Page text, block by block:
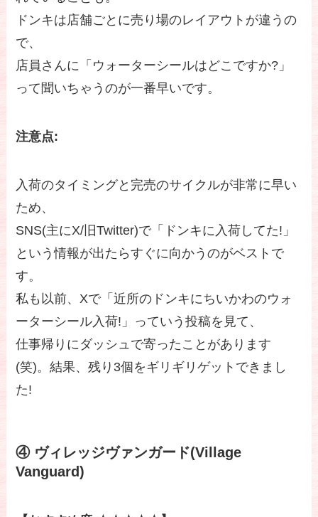
ドンキは店舗ごとに売り場のレイアウトが違うの
で、
店員さんに「ウォーターシールはどこですか?」
って聞いちゃうのが一番早いです。
注意点:
入荷のタイミングと完売のサイクルが非常に早い
ため、
SNS(主にX/旧Twitter)で「ドンキに入荷してた!」
という情報が出たらすぐに向かうのがベストで
す。
私も以前、Xで「近所のドンキにちいかわのウォ
ーターシール入荷!」っていう投稿を見て、
仕事帰りにダッシュで寄ったことがあります
(笑)。結果、残り3個をギリギリゲットできまし
た!
④ ヴィレッジヴァンガード(Village
Vanguard)